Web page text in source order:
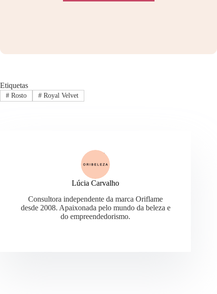
Etiquetas
#Rosto #Royal Velvet
Lúcia Carvalho
Consultora independente da marca Oriflame
desde 2008. Apaixonada pelo mundo da beleza e
do empreendedorismo.